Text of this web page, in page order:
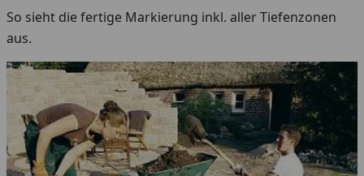
So sieht die fertige Markierung inkl. aller Tiefenzonen
aus.